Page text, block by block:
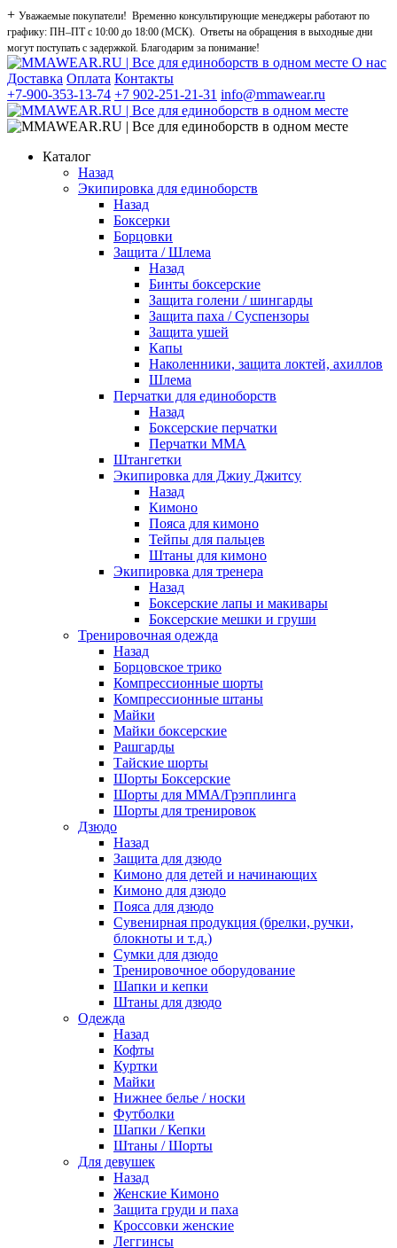
+ Уважаемые покупатели! Временно консультирующие менеджеры работают по
графику: ПН–ПТ с 10:00 до 18:00 (МСК). Ответы на обращения в выходные дни
могут поступать с задержкой. Благодарим за понимание!
О нас
Доставка Оплата Контакты
+7-900-353-13-74 +7 902-251-21-31 info@mmawear.ru
Каталог
Назад
Экипировка для единоборств
Назад
Боксерки
Борцовки
Защита / Шлема
Назад
Бинты боксерские
Защита голени / шингарды
Защита паха / Суспензоры
Защита ушей
Капы
Наколенники, защита локтей, ахиллов
Шлема
Перчатки для единоборств
Назад
Боксерские перчатки
Перчатки ММА
Штангетки
Экипировка для Джиу Джитсу
Назад
Кимоно
Пояса для кимоно
Тейпы для пальцев
Штаны для кимоно
Экипировка для тренера
Назад
Боксерские лапы и макивары
Боксерские мешки и груши
Тренировочная одежда
Назад
Борцовское трико
Компрессионные шорты
Компрессионные штаны
Майки
Майки боксерские
Рашгарды
Тайские шорты
Шорты Боксерские
Шорты для ММА/Грэпплинга
Шорты для тренировок
Дзюдо
Назад
Защита для дзюдо
Кимоно для детей и начинающих
Кимоно для дзюдо
Пояса для дзюдо
Сувенирная продукция (брелки, ручки,
блокноты и т.д.)
Сумки для дзюдо
Тренировочное оборудование
Шапки и кепки
Штаны для дзюдо
Одежда
Назад
Кофты
Куртки
Майки
Нижнее белье / носки
Футболки
Шапки / Кепки
Штаны / Шорты
Для девушек
Назад
Женские Кимоно
Защита груди и паха
Кроссовки женские
Леггинсы